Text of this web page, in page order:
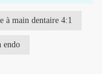
à main dentaire 4:1
endo